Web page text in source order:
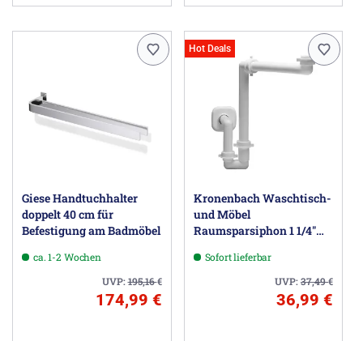
Giese Handtuchhalter
doppelt 40 cm für
Befestigung am Badmöbel
ca. 1-2 Wochen
UVP:195,16€
174,99 €
Hot Deals
Kronenbach Waschtisch-
und Möbel
Raumsparsiphon 1 1/4"
Sofort lieferbar
UVP:37,49€
36,99 €